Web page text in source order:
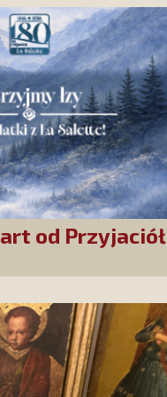
od Przyjaciół
La Salette!